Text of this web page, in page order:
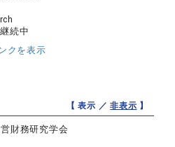
続中
クを表示
【 表示 ／非表示 】
財務研究学会